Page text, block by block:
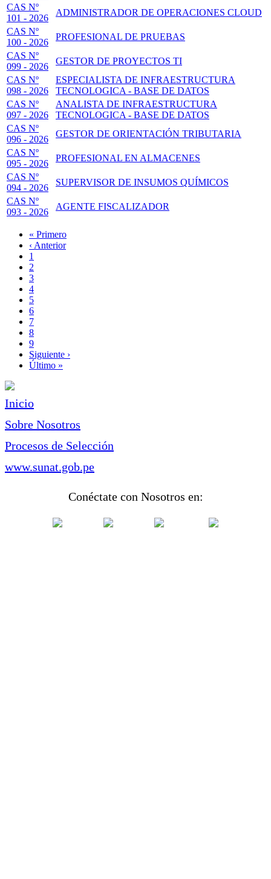
CAS Nº
101 - 2026
ADMINISTRADOR DE OPERACIONES CLOUD
CAS Nº
100 - 2026
PROFESIONAL DE PRUEBAS
CAS Nº
099 - 2026
GESTOR DE PROYECTOS TI
CAS Nº
098 - 2026
ESPECIALISTA DE INFRAESTRUCTURA
TECNOLOGICA - BASE DE DATOS
CAS Nº
097 - 2026
ANALISTA DE INFRAESTRUCTURA
TECNOLOGICA - BASE DE DATOS
CAS Nº
096 - 2026
GESTOR DE ORIENTACIÓN TRIBUTARIA
CAS Nº
095 - 2026
PROFESIONAL EN ALMACENES
CAS Nº
094 - 2026
SUPERVISOR DE INSUMOS QUÍMICOS
CAS Nº
093 - 2026
AGENTE FISCALIZADOR
Paginación
Primera
página
« Primero
Página
anterior
‹ Anterior
Page
1
Página
actual
2
Page
3
Page
4
Page
5
Page
6
Page
7
Page
8
Page
9
Siguiente
página
Siguiente ›
Última
Último »
Inicio
Sobre Nosotros
Procesos de Selección
www.sunat.gob.pe
Conéctate con Nosotros en: